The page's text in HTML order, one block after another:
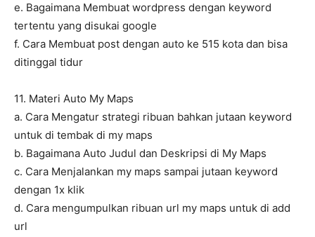
e. Bagaimana Membuat wordpress dengan keyword
tertentu yang disukai google
f. Cara Membuat post dengan auto ke 515 kota dan bisa
ditinggal tidur
11. Materi Auto My Maps
a. Cara Mengatur strategi ribuan bahkan jutaan keyword
untuk di tembak di my maps
b. Bagaimana Auto Judul dan Deskripsi di My Maps
c. Cara Menjalankan my maps sampai jutaan keyword
dengan 1x klik
d. Cara mengumpulkan ribuan url my maps untuk di add
url